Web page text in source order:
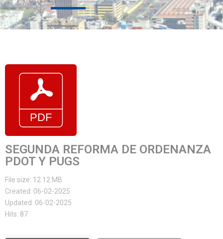
SEGUNDA REFORMA DE ORDENANZA
PDOT Y PUGS
File size: 12.12 MB
Created: 06-02-2025
Updated: 06-02-2025
Hits: 87